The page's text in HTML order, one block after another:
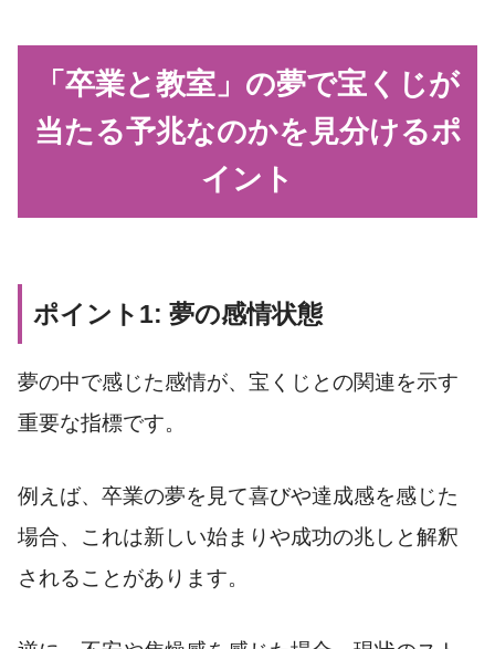
「卒業と教室」の夢で宝くじが
当たる予兆なのかを見分けるポ
イント
ポイント1: 夢の感情状態
夢の中で感じた感情が、宝くじとの関連を示す
重要な指標です。
例えば、卒業の夢を見て喜びや達成感を感じた
場合、これは新しい始まりや成功の兆しと解釈
されることがあります。